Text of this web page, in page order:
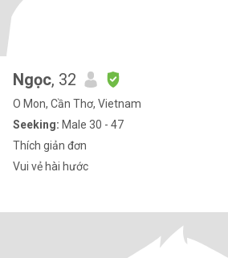
Ngọc, 32
O Mon, Cần Thơ, Vietnam
Seeking: Male 30 - 47
Thích giản đơn
Vui vẻ hài hước